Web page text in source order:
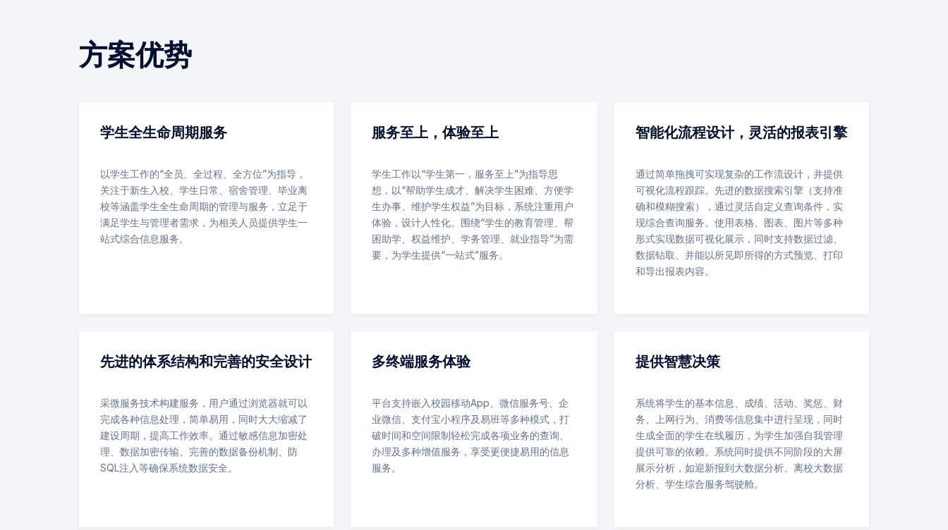
方案优势
学生全生命周期服务
以学生工作的“全员、全过程、全方位”为指导，
关注于新生入校、学生日常、宿舍管理、毕业离
校等涵盖学生全生命周期的管理与服务，立足于
满足学生与管理者需求，为相关人员提供学生一
站式综合信息服务。
服务至上，体验至上
学生工作以“学生第一，服务至上”为指导思
想，以“帮助学生成才、解决学生困难、方便学
生办事、维护学生权益”为目标，系统注重用户
体验，设计人性化。围绕“学生的教育管理、帮
困助学、权益维护、学务管理、就业指导”为需
要，为学生提供“一站式”服务。
智能化流程设计，灵活的报表引擎
通过简单拖拽可实现复杂的工作流设计，并提供
可视化流程跟踪。先进的数据搜索引擎（支持准
确和模糊搜索），通过灵活自定义查询条件，实
现综合查询服务。使用表格、图表、图片等多种
形式实现数据可视化展示，同时支持数据过滤、
数据钻取、并能以所见即所得的方式预览、打印
和导出报表内容。
先进的体系结构和完善的安全设计
采微服务技术构建服务，用户通过浏览器就可以
完成各种信息处理，简单易用，同时大大缩减了
建设周期，提高工作效率。通过敏感信息加密处
理、数据加密传输、完善的数据备份机制、防
SQL注入等确保系统数据安全。
多终端服务体验
平台支持嵌入校园移动App、微信服务号、企
业微信、支付宝小程序及易班等多种模式，打
破时间和空间限制轻松完成各项业务的查询、
办理及多种增值服务，享受更便捷易用的信息
服务。
提供智慧决策
系统将学生的基本信息、成绩、活动、奖惩、财
务、上网行为、消费等信息集中进行呈现，同时
生成全面的学生在线履历，为学生加强自我管理
提供可靠的依赖。系统同时提供不同阶段的大屏
展示分析，如迎新报到大数据分析、离校大数据
分析、学生综合服务驾驶舱。